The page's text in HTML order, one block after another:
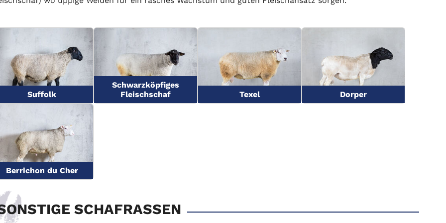
Suffolk
Schwarzköpfiges
Fleischschaf
Texel Dorper
Berrichon du Cher
SCHAFRASSEN